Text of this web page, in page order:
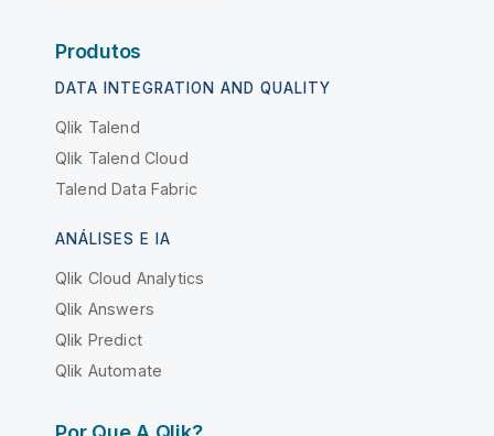
Produtos
DATA INTEGRATION AND QUALITY
Qlik Talend
Qlik Talend Cloud
Talend Data Fabric
ANÁLISES E IA
Qlik Cloud Analytics
Qlik Answers
Qlik Predict
Qlik Automate